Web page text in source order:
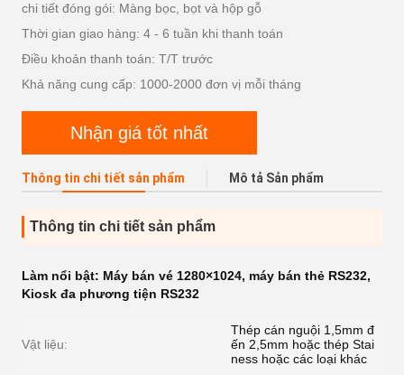
chi tiết đóng gói: Màng bọc, bọt và hộp gỗ
Thời gian giao hàng: 4 - 6 tuần khi thanh toán
Điều khoản thanh toán: T/T trước
Khả năng cung cấp: 1000-2000 đơn vị mỗi tháng
Nhận giá tốt nhất
Thông tin chi tiết sản phẩm Mô tả Sản phẩm
Thông tin chi tiết sản phẩm
Làm nổi bật: Máy bán vé 1280×1024, máy bán thẻ RS232,
Kiosk đa phương tiện RS232
Vật liệu:
Thép cán nguội 1,5mm đ
ến 2,5mm hoặc thép Stai
ness hoặc các loại khác